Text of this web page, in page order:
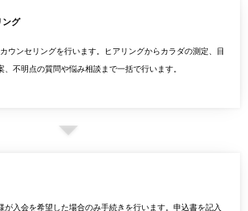
ング
ウンセリングを行います。ヒアリングからカラダの測定、目
不明点の質問や悩み相談まで一括で行います。
が入会を希望した場合のみ手続きを行います。申込書を記入